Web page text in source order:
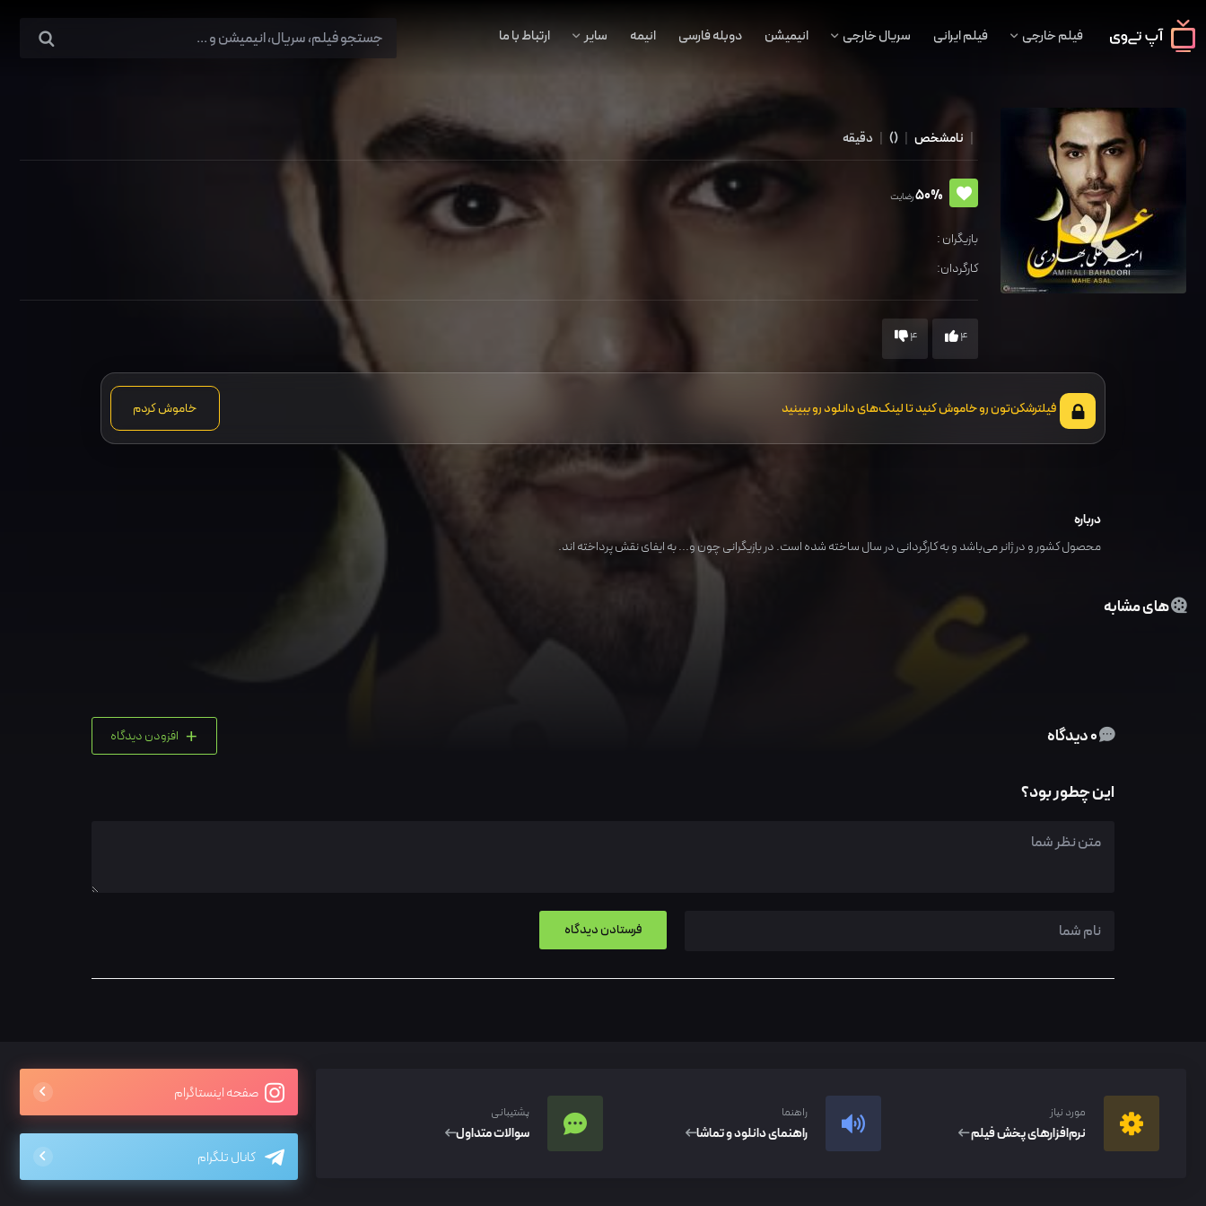
فیلم خارجی فیلم ایرانی سریال خارجی انیمیشن دوبله فارسی انیمه سایر ارتباط با ما
| نامشخص |
()
| دقیقه
50%رضایت
بازیگران :
کارگردان:
4
4
فیلترشکن‌تون رو خاموش کنید تا لینک‌های دانلود رو ببینید خاموش کردم
درباره
محصول کشور و در ژانر می‌باشد و به کارگردانی در سال ساخته شده است. در بازیگرانی چون و... به ایفای نقش پرداخته اند.
های مشابه
0 دیدگاه + افزودن دیدگاه
این چطور بود؟
مورد نیاز
نرم‌افزار‌های پخش فیلم
راهنما
راهنمای دانلود و تماشا
پشتیبانی
سوالات متداول
صفحه اینستاگرام
کانال تلگرام